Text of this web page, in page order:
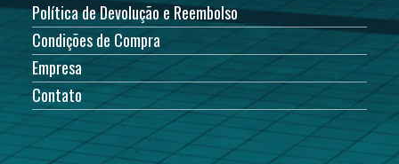
Política de Devolução e Reembolso
Condições de Compra
Empresa
Contato